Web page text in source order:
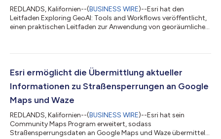
REDLANDS, Kalifornien--(BUSINESS WIRE)--Esri hat den
Leitfaden Exploring GeoAI: Tools and Workflows veröffentlicht,
einen praktischen Leitfaden zur Anwendung von georäumlicher
Analysten und Datenwissenschaftler und vermittelt das
fortschrittliche KI-Workflows in die praxisnahe räumliche
Analyse zu integrieren. Da GeoAI die Art u...
Esri ermöglicht die Übermittlung aktueller
Informationen zu Straßensperrungen an Google
Maps und Waze
REDLANDS, Kalifornien--(BUSINESS WIRE)--Esri hat sein
Community Maps Program erweitert, sodass
Straßensperrungsdaten an Google Maps und Waze übermittelt